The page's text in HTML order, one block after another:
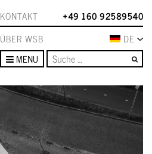
KONTAKT
+49 160 92589540
ÜBER WSB
DE
MENU